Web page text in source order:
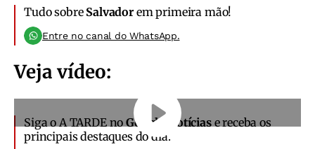
Tudo sobre Salvadorem primeira mão!
Entre no canal do WhatsApp.
Veja vídeo:
Siga o A TARDE noGoogle Notíciase receba os
principais destaques do dia.